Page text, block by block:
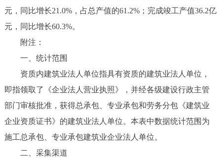
元，同比增长21.0%，占总产值的61.2%；完成竣工产值36.2亿
元，同比增长60.3%。
附注：
一、统计范围
资质内建筑业法人单位指具有资质的建筑业法人单位，
即指领取了《企业法人营业执照》，并经各级建设行政主管
部门审核批准，获得总承包、专业承包和劳务分包《建筑业
企业资质证书》的建筑业法人单位。本表中数据统计范围为
施工总承包、专业承包建筑业企业法人单位。
二、采集渠道